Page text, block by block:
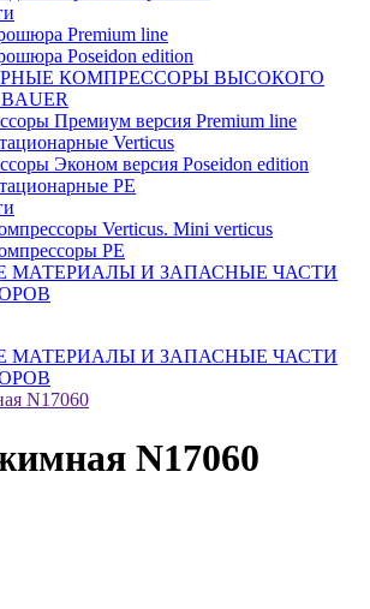
Premium line
Poseidon edition
КОМПРЕССОРЫ ВЫСОКОГО
Премиум версия Premium line
Verticus
Эконом версия Poseidon edition
PE
Verticus. Mini verticus
PE
МАТЕРИАЛЫ И ЗАПАСНЫЕ ЧАСТИ
МАТЕРИАЛЫ И ЗАПАСНЫЕ ЧАСТИ
N17060
N17060